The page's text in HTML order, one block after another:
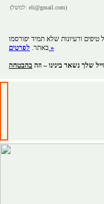
(למשל: eli@gmail.com)
ורעיונות שלא תמיד יפורסמו
באתר. לפרטים »
שלך נשאר בינינו – וזה